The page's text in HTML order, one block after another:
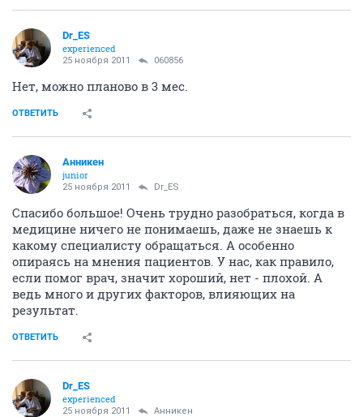
Dr_ES
experienced
25 ноября 2011 060856
Нет, можно планово в 3 мес.
ОТВЕТИТЬ
Анникен
junior
25 ноября 2011 Dr_ES
Спасибо большое! Очень трудно разобраться, когда в
медицине ничего не понимаешь, даже не знаешь к
какому специалисту обращаться. А особенно
опираясь на мнения пациентов. У нас, как правило,
если помог врач, значит хороший, нет - плохой. А
ведь много и других факторов, влияющих на
результат.
ОТВЕТИТЬ
Dr_ES
experienced
25 ноября 2011 Анникен